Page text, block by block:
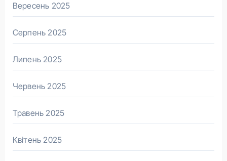
Вересень 2025
Серпень 2025
Липень 2025
Червень 2025
Травень 2025
Квітень 2025